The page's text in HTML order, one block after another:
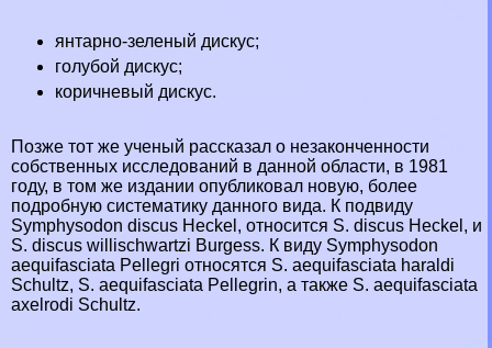
янтарно-зеленый дискус;
гoлyбой дискус;
коричневый дискус.
Позже тот же ученый рассказал о незаконченности
собственных исследований в данной области, в 1981
году, в том же издании опубликовал новую, более
подробную систематику данного вида. К подвиду
Symphysodon discus Heckel, относится S. discus Heckel, и
S. discus willischwartzi Burgess. К виду Symphysodon
aequifasciata Pellegri относятся S. aequifasciata haraldi
Schultz, S. aequifasciata Pellegrin, а также S. aequifasciata
axelrodi Schultz.